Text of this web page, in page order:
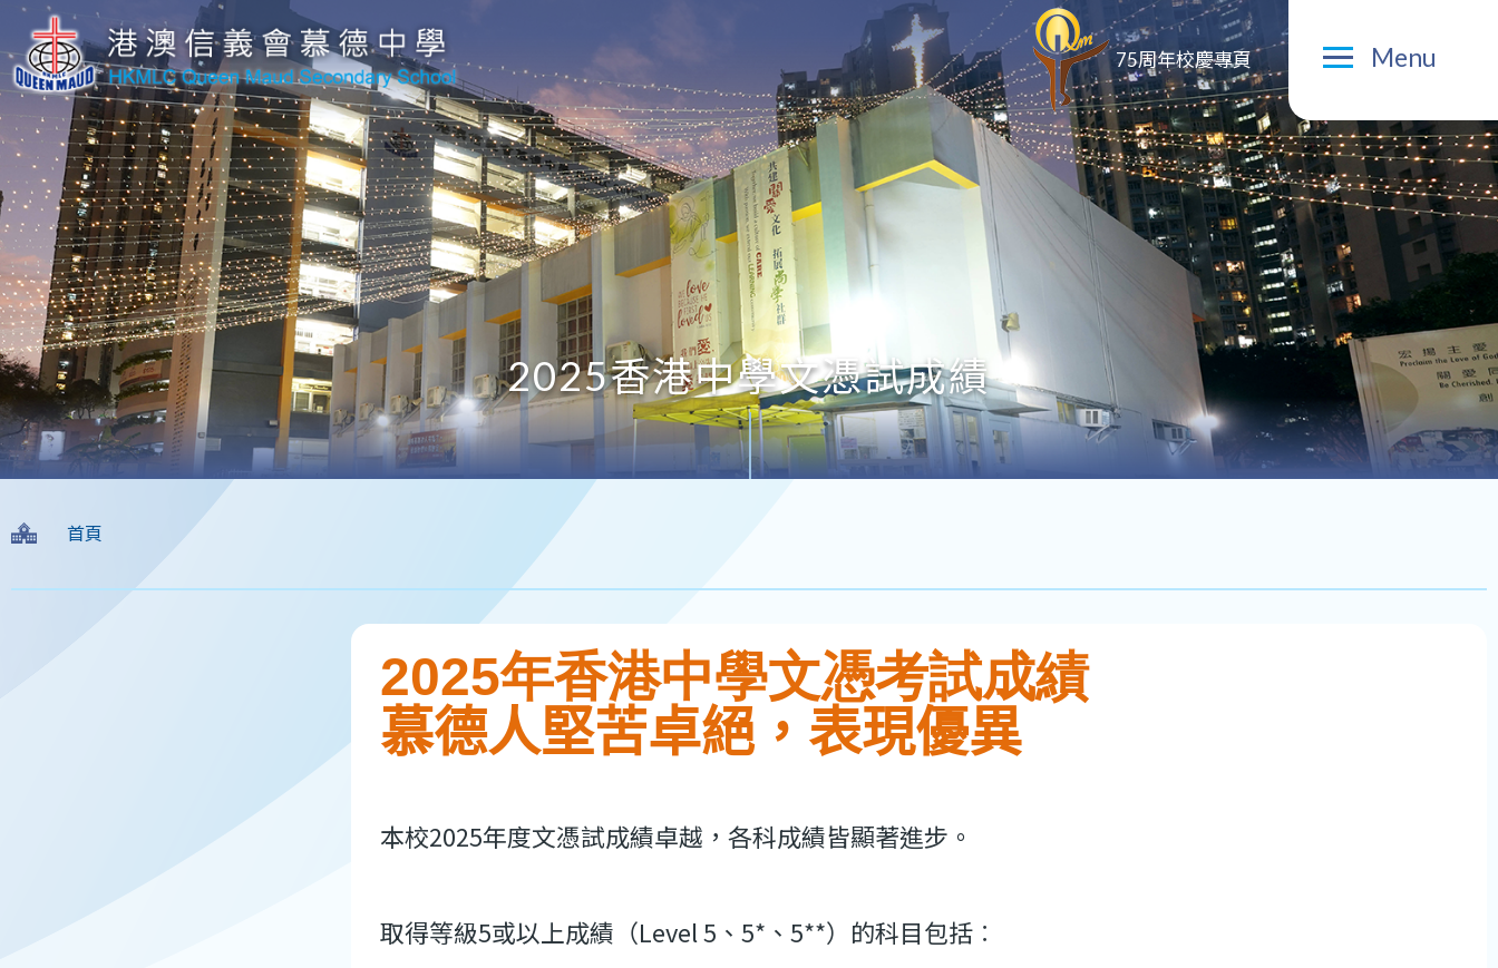
移至主內容
75周年校慶專頁 Menu
2025香港中學文憑試成績
導首頁
2025年香港中學文憑考試成績
慕德人堅苦卓絕，表現優異
本校2025年度文憑試成績卓越，各科成績皆顯著進步。
取得等級5或以上成績（Level 5、5*、5**）的科目包括︰